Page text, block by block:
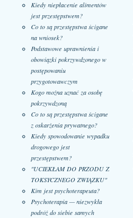
Kiedy niepłacenie alimentów
jest przestępstwem?
Co to są przestępstwa ścigane
na wniosek?
Podstawowe uprawnienia i
obowiązki pokrzywdzonego w
postępowaniu
przygotowawczym
Kogo można uznać za osobę
pokrzywdzoną
Co to są przestępstwa ścigane
z oskarżenia prywatnego?
Kiedy spowodowanie wypadku
drogowego jest
przestępstwem?
"UCIEKŁAM DO PRZODU Z
TOKSYCZNEGO ZWIĄZKU"
Kim jest psychoterapeuta?
Psychoterapia — niezwykła
podróż do siebie samych